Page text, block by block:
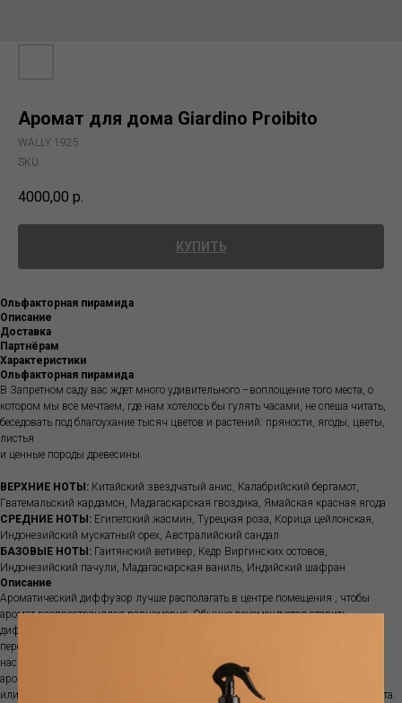
Аромат для дома Giardino Proibito
WALLY 1925
SKU:
4000,00 р.
КУПИТЬ
Ольфакторная пирамида
Описание
Доставка
Партнёрам
Характеристики
Ольфакторная пирамида
В Запретном саду вас ждет много удивительного –воплощение того места, о
котором мы все мечтаем, где нам хотелось бы гулять часами, не спеша читать,
беседовать под благоухание тысяч цветов и растений: пряности, ягоды, цветы,
листья
и ценные породы древесины.
ВЕРХНИЕ НОТЫ: Китайский звездчатый анис, Калабрийский бергамот,
Гватемальский кардамон, Мадагаскарская гвоздика, Ямайская красная ягода
СРЕДНИЕ НОТЫ: Египетский жасмин, Турецкая роза, Корица цейлонская,
Индонезийский мускатный орех, Австралийский сандал
БАЗОВЫЕ НОТЫ: Гаитянский ветивер, Кедр Виргинских остовов,
Индонезийский пачули, Мадагаскарская ваниль, Индийский шафран
Описание
Ароматический диффузор лучше располагать в центре помещения , чтобы
аромат распространялся равномерно. Обычно рекомендуется ставить
диффузор на пересечении воздушных потоков. Палочки рекомендуется
переворачивать раз в две-четыре недели. Количество палочек регулирует
насыщенность аромата. Палочки нельзя использовать повторно с другими
ароматами. Диффузор не рекомендуются ставить на прямой солнечный свет
или ставить рядом с источниками тепла, так как ускоряется испарение аромата.